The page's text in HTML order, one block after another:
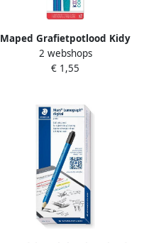
Maped Grafietpotlood Kidy
Learn Concentration met
kauwtopper setà 2 stuks
2 webshops
€ 1,55